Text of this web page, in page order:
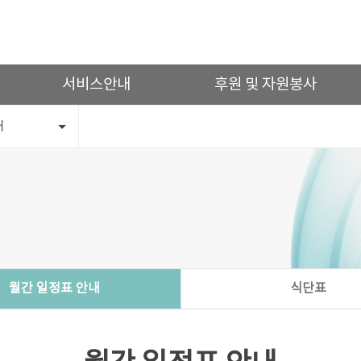
서비스안내 후원 및 자원봉사
월간 일정표 안내 식단표